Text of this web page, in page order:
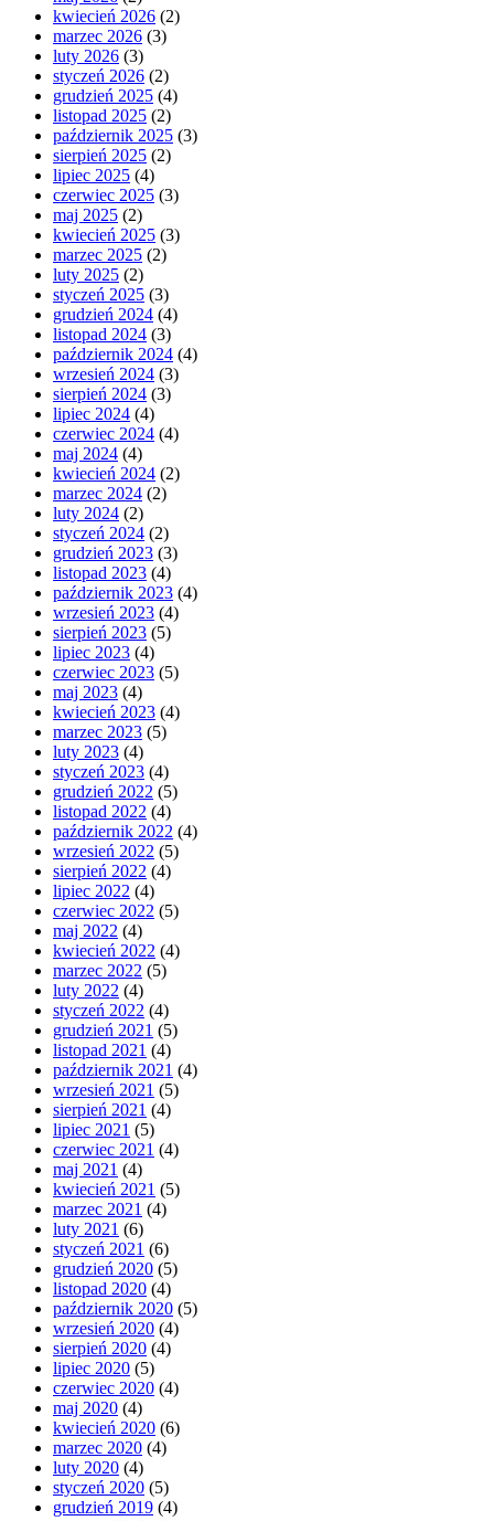
kwiecień 2026 (2)
marzec 2026 (3)
luty 2026 (3)
styczeń 2026 (2)
grudzień 2025 (4)
listopad 2025 (2)
październik 2025 (3)
sierpień 2025 (2)
lipiec 2025 (4)
czerwiec 2025 (3)
maj 2025 (2)
kwiecień 2025 (3)
marzec 2025 (2)
luty 2025 (2)
styczeń 2025 (3)
grudzień 2024 (4)
listopad 2024 (3)
październik 2024 (4)
wrzesień 2024 (3)
sierpień 2024 (3)
lipiec 2024 (4)
czerwiec 2024 (4)
maj 2024 (4)
kwiecień 2024 (2)
marzec 2024 (2)
luty 2024 (2)
styczeń 2024 (2)
grudzień 2023 (3)
listopad 2023 (4)
październik 2023 (4)
wrzesień 2023 (4)
sierpień 2023 (5)
lipiec 2023 (4)
czerwiec 2023 (5)
maj 2023 (4)
kwiecień 2023 (4)
marzec 2023 (5)
luty 2023 (4)
styczeń 2023 (4)
grudzień 2022 (5)
listopad 2022 (4)
październik 2022 (4)
wrzesień 2022 (5)
sierpień 2022 (4)
lipiec 2022 (4)
czerwiec 2022 (5)
maj 2022 (4)
kwiecień 2022 (4)
marzec 2022 (5)
luty 2022 (4)
styczeń 2022 (4)
grudzień 2021 (5)
listopad 2021 (4)
październik 2021 (4)
wrzesień 2021 (5)
sierpień 2021 (4)
lipiec 2021 (5)
czerwiec 2021 (4)
maj 2021 (4)
kwiecień 2021 (5)
marzec 2021 (4)
luty 2021 (6)
styczeń 2021 (6)
grudzień 2020 (5)
listopad 2020 (4)
październik 2020 (5)
wrzesień 2020 (4)
sierpień 2020 (4)
lipiec 2020 (5)
czerwiec 2020 (4)
maj 2020 (4)
kwiecień 2020 (6)
marzec 2020 (4)
luty 2020 (4)
styczeń 2020 (5)
grudzień 2019 (4)